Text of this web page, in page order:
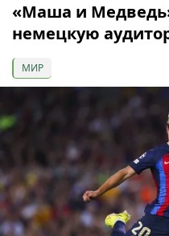
«Маша и
немецкую
МИР